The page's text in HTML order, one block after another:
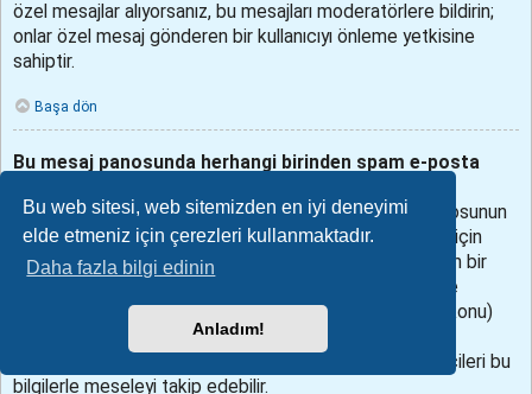
Bu web sitesi, web sitemizden en iyi deneyimi
elde etmeniz için çerezleri kullanmaktadır.
Daha fazla bilgi edinin
Anladım!
özel mesajlar alıyorsanız, bu mesajları moderatörlere bildirin;
onlar özel mesaj gönderen bir kullanıcıyı önleme yetkisine
sahiptir.
Başa dön
Bu mesaj panosunda herhangi birinden spam e-posta
Bunu duyduğumuz için üzgünüz. Aslında, bu mesaj panosunun
sunduğu e-posta gönderme işlevi spamdan korunmak için
birçok önlemi almış durumda. Aldığınız spam e-postanın bir
kopyasını mesaj panosu yöneticisine gönderin. Özellikle
aldığınız e-posta’nın başlık kısmını (to (kime), subject (konu)
vs.) iletmeyi unutmayın, bu kısımda e-postayı gönderen
kullanıcı hakkında bilgiler bulunur. Mesaj panosu yöneticileri bu
bilgilerle meseleyi takip edebilir.